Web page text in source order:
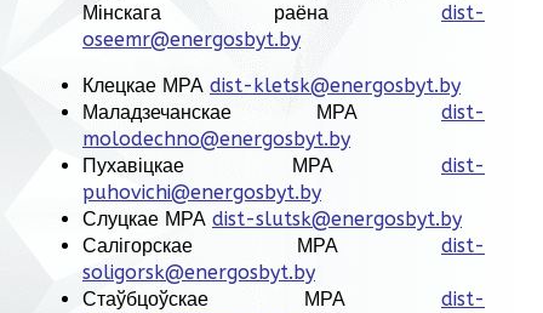
Мінскага раёна dist-
oseemr@energosbyt.by
Клецкае МРА dist-kletsk@energosbyt.by
Маладзечанскае МРА dist-
molodechno@energosbyt.by
Пухавіцкае МРА dist-
puhovichi@energosbyt.by
Слуцкае МРА dist-slutsk@energosbyt.by
Салігорскае МРА dist-
soligorsk@energosbyt.by
Стаўбцоўскае МРА dist-